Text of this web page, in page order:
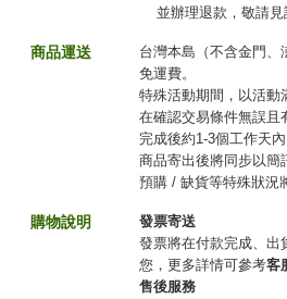
並辦理退款，敬請見
商品運送
台灣本島（不含金門、
免運費。
特殊活動期間，以活動
在確認交易條件無誤且
完成後約1-3個工作天
商品寄出後將同步以簡
預購 / 缺貨等特殊狀況
購物說明
發票寄送
發票將在付款完成、出
您，更多詳情可參考客
售後服務